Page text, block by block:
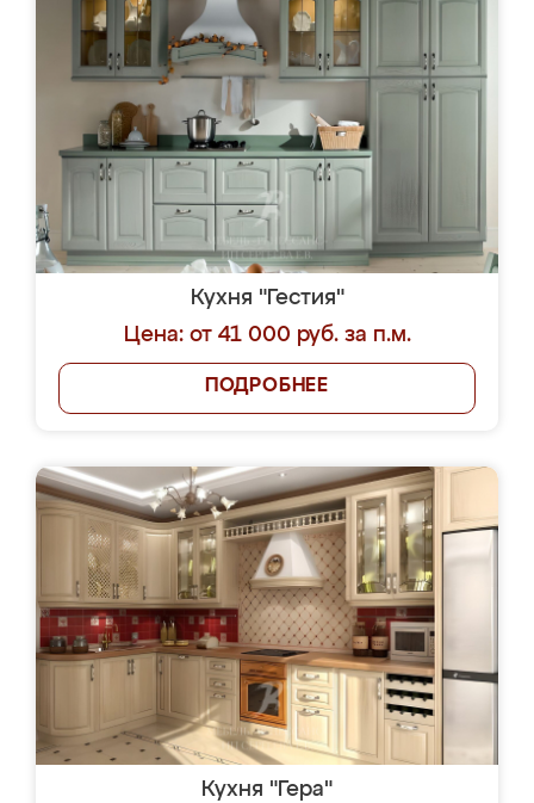
Кухня "Гестия"
Цена: от 41 000 руб. за п.м.
ПОДРОБНЕЕ
Кухня "Гера"